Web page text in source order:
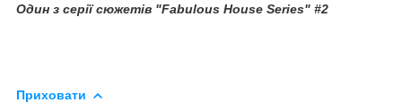
Один з серії сюжетів "Fabulous House Series" #2
Приховати